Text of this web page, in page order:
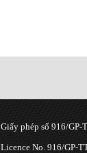
Giấy phép số 916/
Licence No. 916/GP-